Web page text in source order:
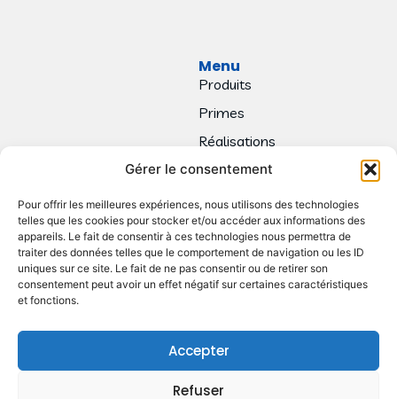
Gérer le consentement
Pour offrir les meilleures expériences, nous utilisons des technologies
telles que les cookies pour stocker et/ou accéder aux informations des
appareils. Le fait de consentir à ces technologies nous permettra de
traiter des données telles que le comportement de navigation ou les ID
uniques sur ce site. Le fait de ne pas consentir ou de retirer son
consentement peut avoir un effet négatif sur certaines caractéristiques
et fonctions.
Accepter
Refuser
Menu
Produits
Primes
Réalisations
Contact